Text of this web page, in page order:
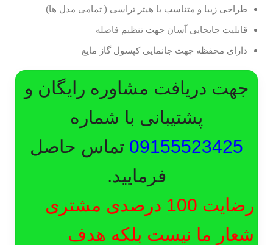
طراحی زیبا و متناسب با هیتر تراسی ( تمامی مدل ها)
قابلیت جابجایی آسان جهت تنظیم فاصله
دارای محفظه جهت جانمایی کپسول گاز مایع
جهت دریافت مشاوره رایگان و
پشتیبانی با شماره
09155523425 تماس حاصل
فرمایید.
رضایت 100 درصدی مشتری
شعار ما نیست بلکه هدف